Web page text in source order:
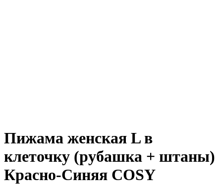
Пижама женская L в
клеточку (рубашка + штаны)
Красно-Синяя COSY